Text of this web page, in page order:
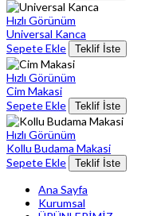
Hızlı Görünüm
Universal Kanca
Sepete Ekle
Teklif İste
Hızlı Görünüm
Cim Makasi
Sepete Ekle
Teklif İste
Hızlı Görünüm
Kollu Budama Makasi
Sepete Ekle
Teklif İste
Ana Sayfa
Kurumsal